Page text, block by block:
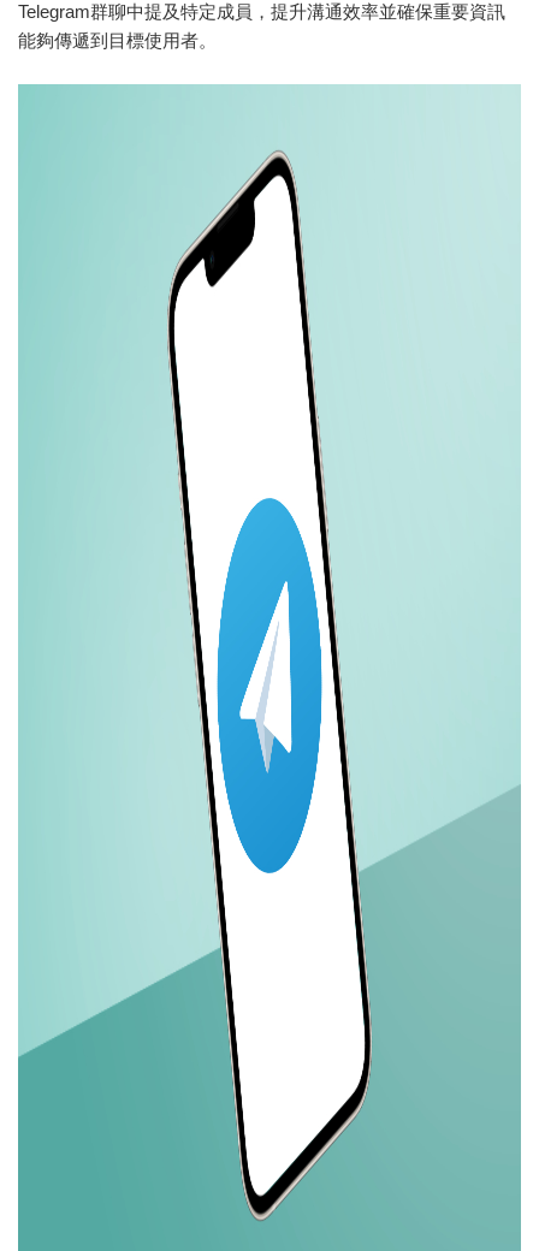
Telegram群聊中提及特定成員，提升溝通效率並確保重要資訊
能夠傳遞到目標使用者。